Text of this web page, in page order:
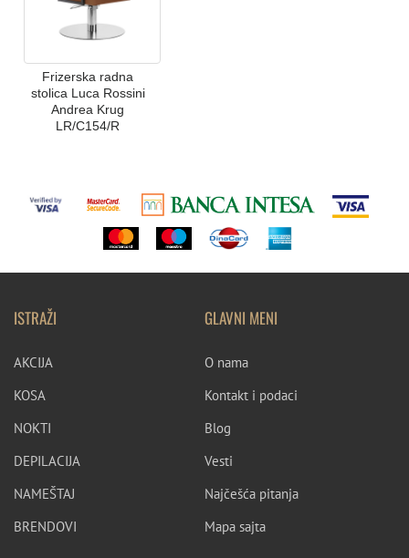
Frizerska radna
stolica Luca Rossini
Andrea Krug
LR/C154/R
ISTRAŽI
AKCIJA
KOSA
NOKTI
DEPILACIJA
NAMEŠTAJ
BRENDOVI
GLAVNI MENI
O nama
Kontakt i podaci
Blog
Vesti
Najčešća pitanja
Mapa sajta